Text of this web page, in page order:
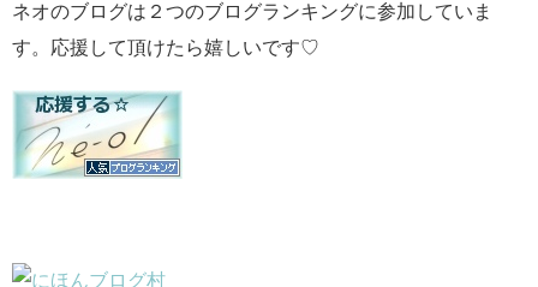
ネオのブログは２つのブログランキングに参加していま
す。応援して頂けたら嬉しいです♡